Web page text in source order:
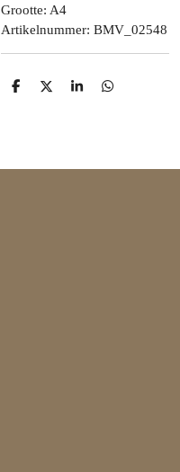
Grootte: A4
Artikelnummer: BMV_02548
D
D
S
D